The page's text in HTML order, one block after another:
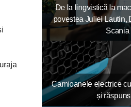
De la lingvistică la
povestea Juliei Lautin,
Scania
Camioanele electrice
și